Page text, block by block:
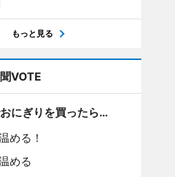
もっと見る
VOTE
にぎりを買ったら…
める！
める